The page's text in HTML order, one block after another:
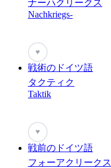
ナーハクリークス
Nachkriegs-
♥
戦術のドイツ語
タクティク
Taktik
♥
戦前のドイツ語
フォーアクリークス